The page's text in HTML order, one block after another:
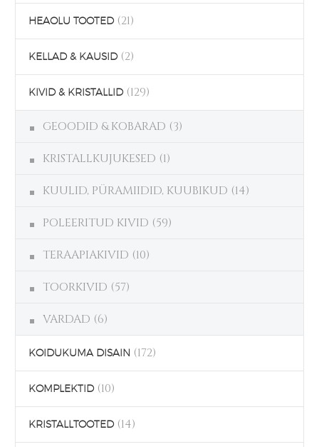
HEAOLU TOOTED (21)
KELLAD & KAUSID (2)
KIVID & KRISTALLID (129)
GEOODID & KOBARAD (3)
KRISTALLKUJUKESED (1)
KUULID, PÜRAMIIDID, KUUBIKUD (14)
POLEERITUD KIVID (59)
TERAAPIAKIVID (10)
TOORKIVID (57)
VARDAD (6)
KOIDUKUMA DISAIN (172)
KOMPLEKTID (10)
KRISTALLTOOTED (14)